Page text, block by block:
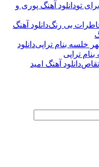
دانلود آهنگ پوری و
دانلود آهنگ
دانلود
تراپی
دانلود آهنگ امید